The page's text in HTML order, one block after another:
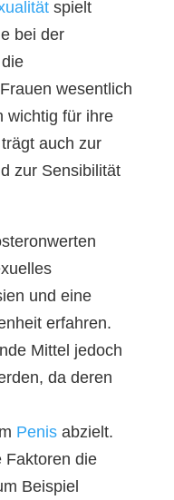
spielt
bei der
wesentlich
wichtig für ihre
auch zur
zur Sensibilität
und eine
erfahren.
Mittel jedoch
da deren
Penisabzielt.
Faktoren die
Beispiel